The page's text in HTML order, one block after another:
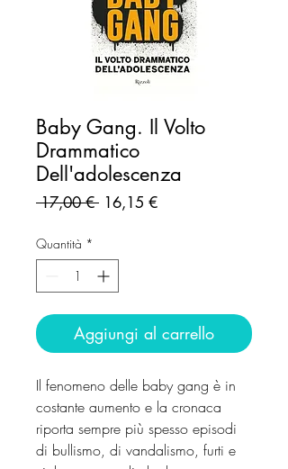
Baby Gang. Il Volto
Drammatico
Dell'adolescenza
17,00 € Prezzo
16,15 €Prezzo
Quantità *
Aggiungi al carrello
Il fenomeno delle baby gang è in
costante aumento e la cronaca
riporta sempre più spesso episodi
di bullismo, di vandalismo, furti e